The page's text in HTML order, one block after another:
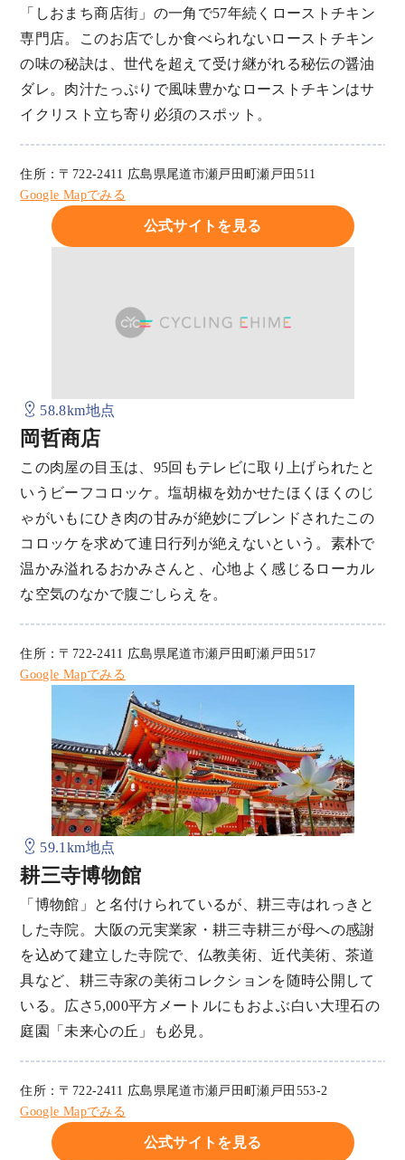
「しおまち商店街」の一角で57年続くローストチキン
専門店。このお店でしか食べられないローストチキン
の味の秘訣は、世代を超えて受け継がれる秘伝の醤油
ダレ。肉汁たっぷりで風味豊かなローストチキンはサ
イクリスト立ち寄り必須のスポット。
住所：〒722-2411 広島県尾道市瀬戸田町瀬戸田511
Google Mapでみる
公式サイトを見る
58.8km地点
岡哲商店
この肉屋の目玉は、95回もテレビに取り上げられたと
いうビーフコロッケ。塩胡椒を効かせたほくほくのじ
ゃがいもにひき肉の甘みが絶妙にブレンドされたこの
コロッケを求めて連日行列が絶えないという。素朴で
温かみ溢れるおかみさんと、心地よく感じるローカル
な空気のなかで腹ごしらえを。
住所：〒722-2411 広島県尾道市瀬戸田町瀬戸田517
Google Mapでみる
59.1km地点
耕三寺博物館
「博物館」と名付けられているが、耕三寺はれっきと
した寺院。大阪の元実業家・耕三寺耕三が母への感謝
を込めて建立した寺院で、仏教美術、近代美術、茶道
具など、耕三寺家の美術コレクションを随時公開して
いる。広さ5,000平方メートルにもおよぶ白い大理石の
庭園「未来心の丘」も必見。
住所：〒722-2411 広島県尾道市瀬戸田町瀬戸田553-2
Google Mapでみる
公式サイトを見る